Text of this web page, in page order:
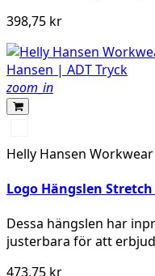
398,75 kr
zoom_in
BLACK
Helly Hansen Workwear
Logo Hängslen
Dessa hängslen har
justerbara för att
473,75 kr